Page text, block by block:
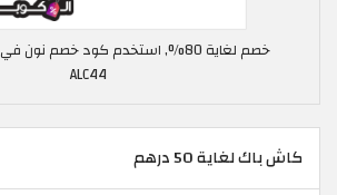
خصم لغاية 80%, استخدم كود خصم نون
ALC44
كاش باك لغاية 50 درهم